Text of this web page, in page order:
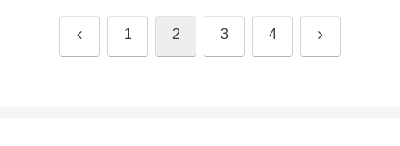
前 1 2 3 4 次